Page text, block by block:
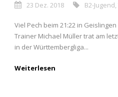
23 Dez. 2018 B2-Jugend,
Viel Pech beim 21:22 in
Trainer Michael Müller trat am
in der Württembergliga...
Weiterlesen